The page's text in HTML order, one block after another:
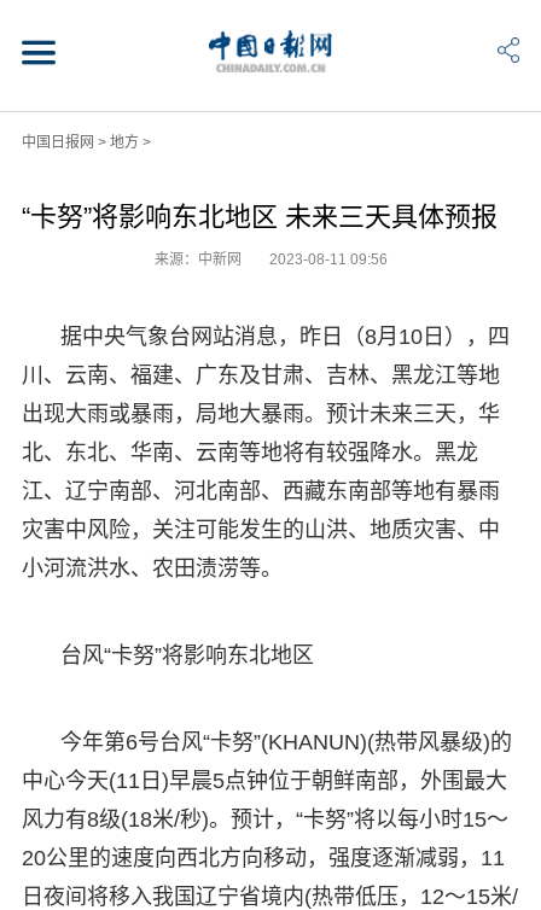
中国日报网 > 地方>
“卡努”将影响东北地区 未来三天具体预报
来源：中新网 2023-08-11 09:56
据中央气象台网站消息，昨日（8月10日），四
川、云南、福建、广东及甘肃、吉林、黑龙江等地
出现大雨或暴雨，局地大暴雨。预计未来三天，华
北、东北、华南、云南等地将有较强降水。黑龙
江、辽宁南部、河北南部、西藏东南部等地有暴雨
灾害中风险，关注可能发生的山洪、地质灾害、中
小河流洪水、农田渍涝等。
台风“卡努”将影响东北地区
今年第6号台风“卡努”(KHANUN)(热带风暴级)的
中心今天(11日)早晨5点钟位于朝鲜南部，外围最大
风力有8级(18米/秒)。预计，“卡努”将以每小时15～
20公里的速度向西北方向移动，强度逐渐减弱，11
日夜间将移入我国辽宁省境内(热带低压，12～15米/